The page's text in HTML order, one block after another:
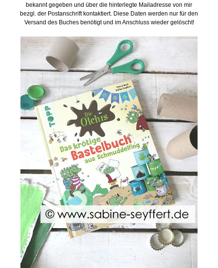
bekannt gegeben und über die hinterlegte Mailadresse von mir
bezgl. der Postanschrift kontaktiert. Diese Daten werden nur für den
Versand des Buches benötigt und im Anschluss wieder gelöscht!